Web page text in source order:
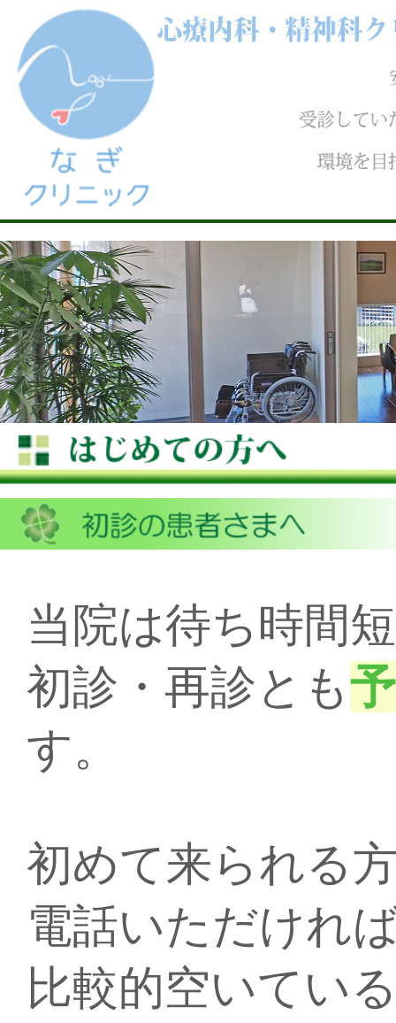
当院は待ち時間
初診・再診とも
す。
初めて来られる
電話いただけれ
比較的空いてい